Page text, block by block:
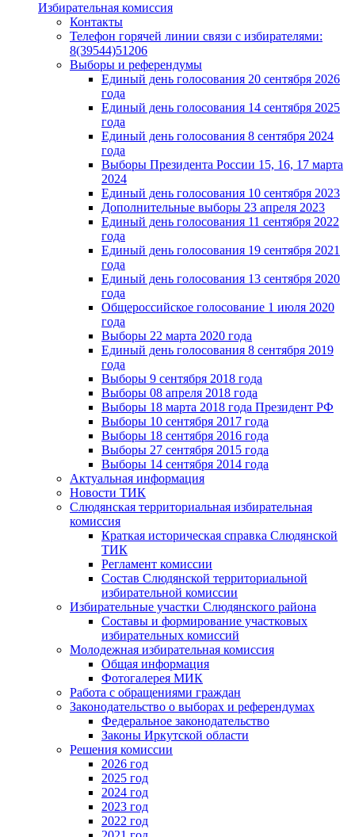
Избирательная комиссия
Контакты
Телефон горячей линии связи с избирателями:
8(39544)51206
Выборы и референдумы
Единый день голосования 20 сентября 2026
года
Единый день голосования 14 сентября 2025
года
Единый день голосования 8 сентября 2024
года
Выборы Президента России 15, 16, 17 марта
2024
Единый день голосования 10 сентября 2023
Дополнительные выборы 23 апреля 2023
Единый день голосования 11 сентября 2022
года
Единый день голосования 19 сентября 2021
года
Единый день голосования 13 сентября 2020
года
Общероссийское голосование 1 июля 2020
года
Выборы 22 марта 2020 года
Единый день голосования 8 сентября 2019
года
Выборы 9 сентября 2018 года
Выборы 08 апреля 2018 года
Выборы 18 марта 2018 года Президент РФ
Выборы 10 сентября 2017 года
Выборы 18 сентября 2016 года
Выборы 27 сентября 2015 года
Выборы 14 сентября 2014 года
Актуальная информация
Новости ТИК
Слюдянская территориальная избирательная
комиссия
Краткая историческая справка Слюдянской
ТИК
Регламент комиссии
Состав Слюдянской территориальной
избирательной комиссии
Избирательные участки Слюдянского района
Составы и формирование участковых
избирательных комиссий
Молодежная избирательная комиссия
Общая информация
Фотогалерея МИК
Работа с обращениями граждан
Законодательство о выборах и референдумах
Федеральное законодательство
Законы Иркутской области
Решения комиссии
2026 год
2025 год
2024 год
2023 год
2022 год